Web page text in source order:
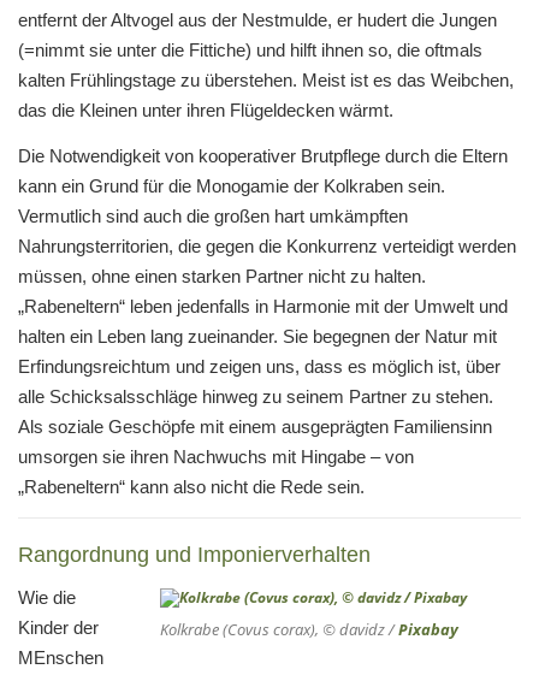
entfernt der Altvogel aus der Nestmulde, er hudert die Jungen
(=nimmt sie unter die Fittiche) und hilft ihnen so, die oftmals
kalten Frühlingstage zu überstehen. Meist ist es das Weibchen,
das die Kleinen unter ihren Flügeldecken wärmt.
Die Notwendigkeit von kooperativer Brutpflege durch die Eltern
kann ein Grund für die Monogamie der Kolkraben sein.
Vermutlich sind auch die großen hart umkämpften
Nahrungsterritorien, die gegen die Konkurrenz verteidigt werden
müssen, ohne einen starken Partner nicht zu halten.
„Rabeneltern“ leben jedenfalls in Harmonie mit der Umwelt und
halten ein Leben lang zueinander. Sie begegnen der Natur mit
Erfindungsreichtum und zeigen uns, dass es möglich ist, über
alle Schicksalsschläge hinweg zu seinem Partner zu stehen.
Als soziale Geschöpfe mit einem ausgeprägten Familiensinn
umsorgen sie ihren Nachwuchs mit Hingabe – von
„Rabeneltern“ kann also nicht die Rede sein.
Rangordnung und Imponierverhalten
Kolkrabe (Covus corax), © davidz /Pixabay
Wie die
Kinder der
MEnschen